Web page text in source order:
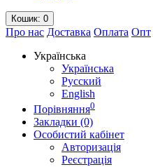
Кошик: 0
Про нас Доставка Оплата Опт
Українська
Українська
Русский
English
Порівняння0
Закладки (0)
Особистий кабінет
Авторизація
Реєстрація